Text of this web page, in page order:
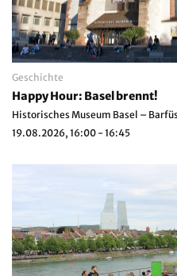
Geschichte
Happy Hour: Basel brennt!
Historisches Museum Basel –
19.08.2026, 16:00 - 16:45